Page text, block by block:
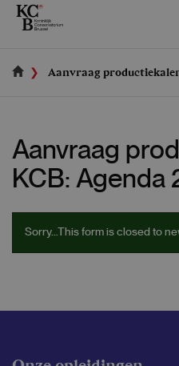
Skip
Aanvraag
Aanvraag
KCB:
Status
message
Sorry...This form is closed to